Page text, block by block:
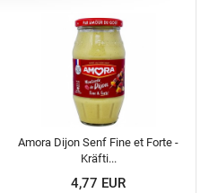
Amora Dijon Senf Fine et Forte -
Kräfti...
4,77 EUR